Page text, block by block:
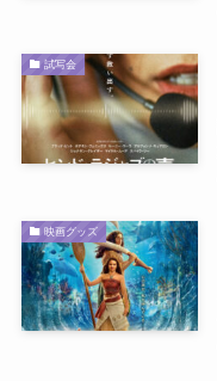
試写会
映画グッズ